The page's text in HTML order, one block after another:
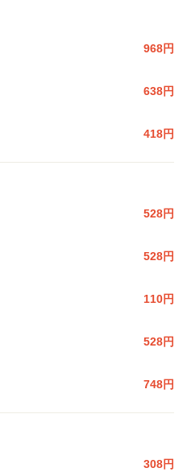
968円
638円
418円
528円
528円
110円
528円
748円
308円